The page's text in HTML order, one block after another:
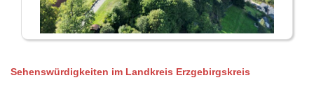
Sehenswürdigkeiten im Landkreis Erzgebirgskreis